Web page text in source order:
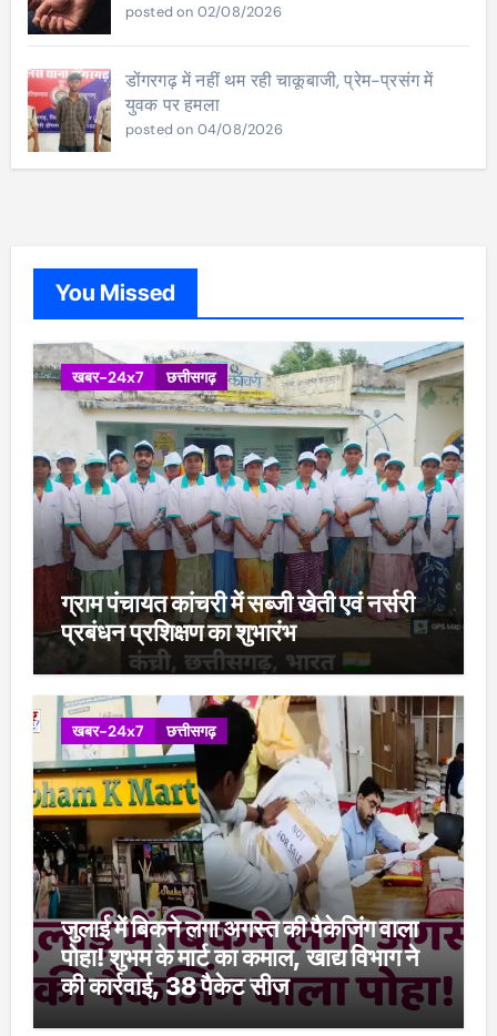
posted on 02/08/2026
डोंगरगढ़ में नहीं थम रही चाकूबाजी, प्रेम-प्रसंग में
युवक पर हमला
posted on 04/08/2026
You Missed
खबर-24x7 छत्तीसगढ़
ग्राम पंचायत कांचरी में सब्जी खेती एवं नर्सरी
प्रबंधन प्रशिक्षण का शुभारंभ
खबर-24x7 छत्तीसगढ़
जुलाई में बिकने लगा अगस्त की पैकेजिंग वाला
पोहा! शुभम के मार्ट का कमाल, खाद्य विभाग ने
की कार्रवाई, 38 पैकेट सीज